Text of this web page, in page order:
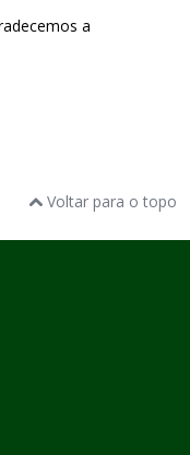
a
Voltar para o topo